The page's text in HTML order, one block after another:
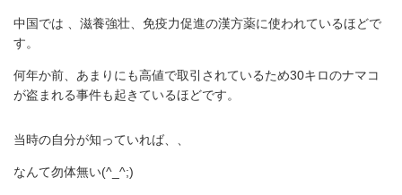
中国では 、滋養強壮、免疫力促進の漢方薬に使われているほどで
す。
何年か前、あまりにも高値で取引されているため30キロのナマコ
が盗まれる事件も起きているほどです。
当時の自分が知っていれば、、
なんて勿体無い(^_^;)